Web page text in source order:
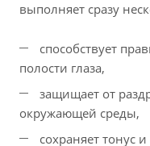
выполняет сразу
способствует
полости глаза,
защищает от
окружающей среды,
сохраняет тонус